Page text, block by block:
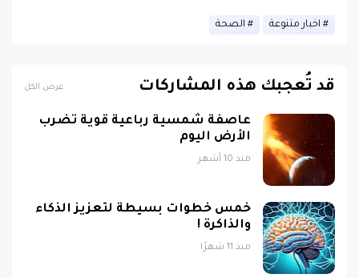
اخبار متنوعة الصحة
قد تُعجبك هذه المشاركات عرض الكل
عاصفة شمسية رباعية قوية تضرب
الأرض اليوم
منذ 10 أشهر
خمس خطوات بسيطة لتعزيز الذكاء
والذاكرة !
منذ 11 شهرًا